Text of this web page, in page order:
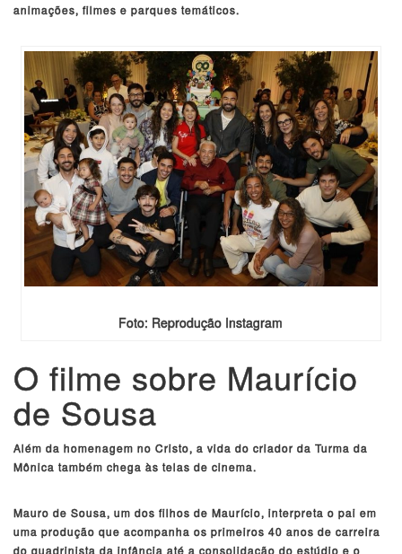
animações, filmes e parques temáticos.
Foto: Reprodução Instagram
O filme sobre Maurício
de Sousa
Além da homenagem no Cristo, a vida do criador da Turma da
Mônica também chega às telas de cinema.
Mauro de Sousa, um dos filhos de Maurício, interpreta o pai em
uma produção que acompanha os primeiros 40 anos de carreira
do quadrinista da infância até a consolidação do estúdio e o